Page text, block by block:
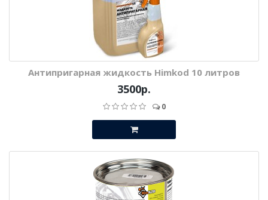
Антипригарная жидкость Himkod 10 литров
3500р.
0